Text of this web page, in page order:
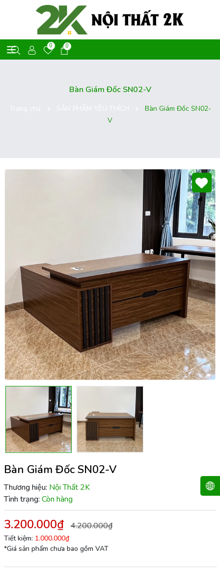
0 0
Bàn Giám Đốc SN02-V
Bàn Giám Đốc SN02-
V
Bàn Giám Đốc SN02-V
Thương hiệu: Nội Thất 2K
Tình trạng: Còn hàng
3.200.000₫ 4.200.000₫
Tiết kiệm: 1.000.000₫
*Giá sản phẩm chưa bao gồm VAT